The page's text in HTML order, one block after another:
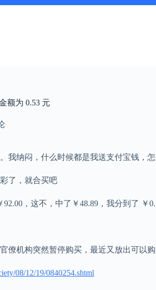
额为 0.53 元
我纳闷，什么时候都是我送支付宝钱，
了，就合买吧
，这不，中了￥48.89，我分到了 ￥
僚机构突然暂停购买，最近又放出可以
08/12/19/0840254.shtml